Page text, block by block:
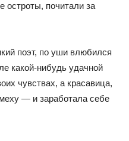
остроты, почитали за
поэт, по уши влюбился
какой-нибудь удачной
чувствах, а красавица,
— и заработала себе